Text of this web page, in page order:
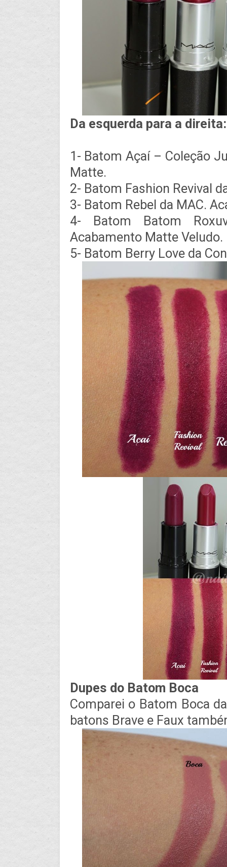
Da esquerda para a direita:
1- Batom Açaí – Coleção
Matte.
2- Batom Fashion Revival
3- Batom Rebel da MAC.
4- Batom Batom
Acabamento Matte Veludo.
5- Batom Berry Love da
Dupes do Batom Boca
Comparei o Batom Boca
batons Brave e Faux